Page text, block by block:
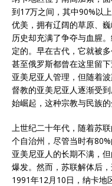
到17万之间，其中90%以
优美，拥有辽阔的草原、
历史却充满了争夺与血腥
定的。早在古代，它就被
甚至俄罗斯都曾在这里留
亚美尼亚人管理，但随着
督教的亚美尼亚人逐渐受
始崛起，这种宗教与民族
上世纪二十年代，随着苏
个自治州，尽管当时有
亚美尼亚人的长期不满，
爆发。然而，苏联解体后
1991年12月10日，纳卡地